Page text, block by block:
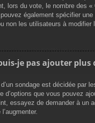
lors du vote, le nombre des «
également spécifier
non les utilisateurs à modifier
je pas ajouter plus
d’un sondage est décidée par
d’options que vous pouvez
essayez de demander à un